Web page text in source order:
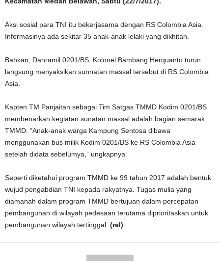
Aksi sosial para TNI itu bekerjasama dengan RS Colombia Asia.
Informasinya ada sekitar 35 anak-anak lelaki yang dikhitan.
Bahkan, Danramil 0201/BS, Kolonel Bambang Herquanto turun
langsung menyaksikan sunnatan massal tersebut di RS Colombia
Asia.
Kapten TM Panjaitan sebagai Tim Satgas TMMD Kodim 0201/BS
membenarkan kegiatan sunatan massal adalah bagian semarak
TMMD. “Anak-anak warga Kampung Sentosa dibawa
menggunakan bus milik Kodim 0201/BS ke RS Colombia Asia
setelah didata sebelumya,” ungkapnya.
Seperti diketahui program TMMD ke 99 tahun 2017 adalah bentuk
wujud pengabdian TNI kepada rakyatnya. Tugas mulia yang
diamanah dalam program TMMD bertujuan dalam percepatan
pembangunan di wilayah pedesaan terutama diprioritaskan untuk
pembangunan wilayah tertinggal. (rel)